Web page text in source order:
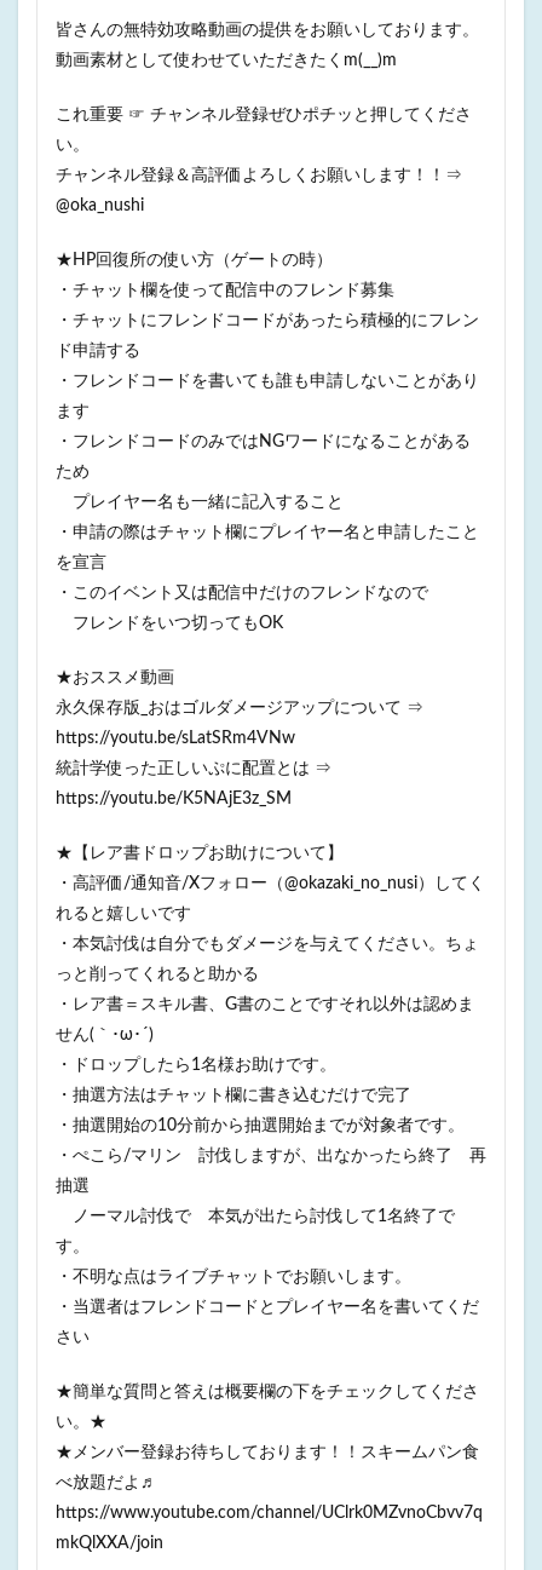
皆さんの無特効攻略動画の提供をお願いしております。
動画素材として使わせていただきたくm(__)m
これ重要 ☞ チャンネル登録ぜひポチッと押してくださ
い。
チャンネル登録＆高評価よろしくお願いします！！⇒
@oka_nushi
★HP回復所の使い方（ゲートの時）
・チャット欄を使って配信中のフレンド募集
・チャットにフレンドコードがあったら積極的にフレン
ド申請する
・フレンドコードを書いても誰も申請しないことがあり
ます
・フレンドコードのみではNGワードになることがある
ため
プレイヤー名も一緒に記入すること
・申請の際はチャット欄にプレイヤー名と申請したこと
を宣言
・このイベント又は配信中だけのフレンドなので
フレンドをいつ切ってもOK
★おススメ動画
永久保存版_おはゴルダメージアップについて ⇒
https://youtu.be/sLatSRm4VNw
統計学使った正しいぷに配置とは ⇒
https://youtu.be/K5NAjE3z_SM
★【レア書ドロップお助けについて】
・高評価/通知音/Xフォロー（@okazaki_no_nusi）してく
れると嬉しいです
・本気討伐は自分でもダメージを与えてください。ちょ
っと削ってくれると助かる
・レア書＝スキル書、G書のことですそれ以外は認めま
せん(｀･ω･´)
・ドロップしたら1名様お助けです。
・抽選方法はチャット欄に書き込むだけで完了
・抽選開始の10分前から抽選開始までが対象者です。
・ぺこら/マリン 討伐しますが、出なかったら終了 再
抽選
ノーマル討伐で 本気が出たら討伐して1名終了で
す。
・不明な点はライブチャットでお願いします。
・当選者はフレンドコードとプレイヤー名を書いてくだ
さい
★簡単な質問と答えは概要欄の下をチェックしてくださ
い。★
★メンバー登録お待ちしております！！スキームパン食
べ放題だよ♬
https://www.youtube.com/channel/UClrk0MZvnoCbvv7q
mkQlXXA/join